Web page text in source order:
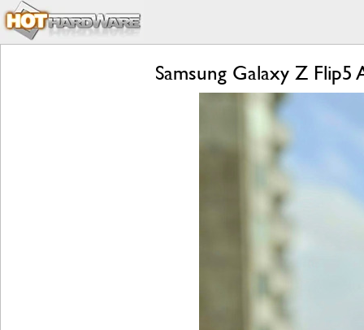
Samsung Galaxy Z Flip5